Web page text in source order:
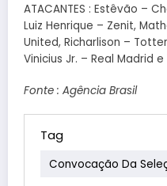
ATACANTES : Estêvão –
Luiz Henrique – Zenit,
United, Richarlison –
Vinicius Jr. – Real Madrid
Fonte : Agência Brasil
Tag
Convocação Da